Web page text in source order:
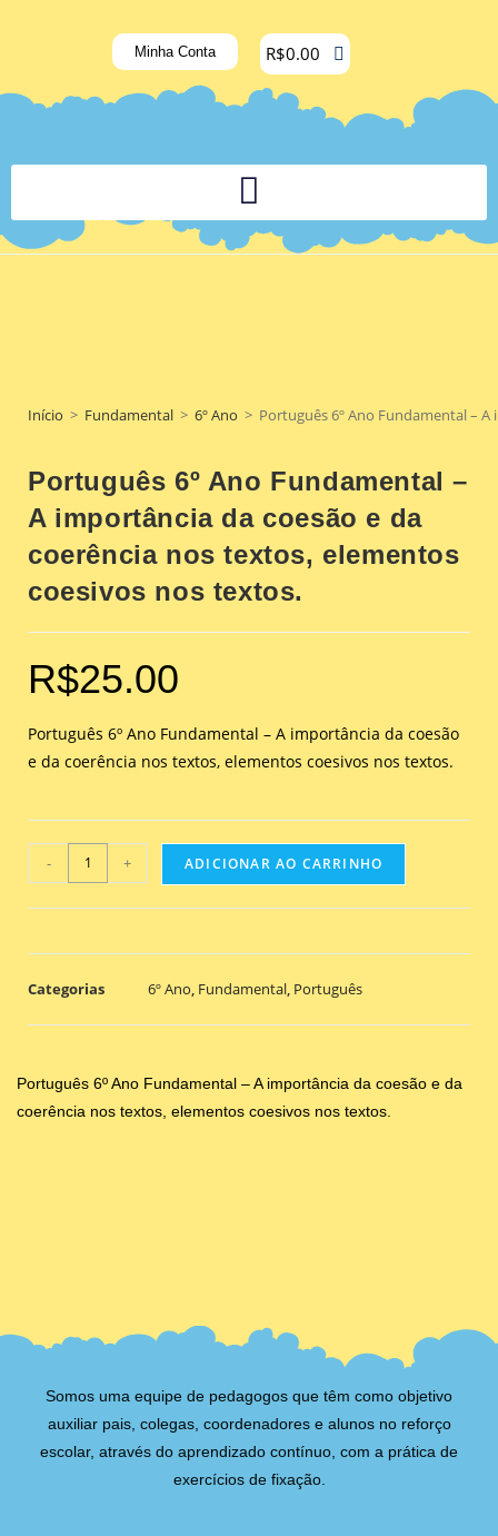
Minha Conta R$0.00
Início > Fundamental > 6º Ano > Português 6º Ano Fundamental –
Português 6º Ano Fundamental –
A importância da coesão e da
coerência nos textos, elementos
coesivos nos textos.
R$25.00
Português 6º Ano Fundamental – A importância da coesão
e da coerência nos textos, elementos coesivos nos textos.
- + ADICIONAR AO CARRINHO
Categorias 6º Ano Fundamental Português
Português 6º Ano Fundamental – A importância da coesão e da
coerência nos textos, elementos coesivos nos textos.
Somos uma equipe de pedagogos que têm como objetivo
auxiliar pais, colegas, coordenadores e alunos no reforço
escolar, através do aprendizado contínuo, com a prática de
exercícios de fixação.